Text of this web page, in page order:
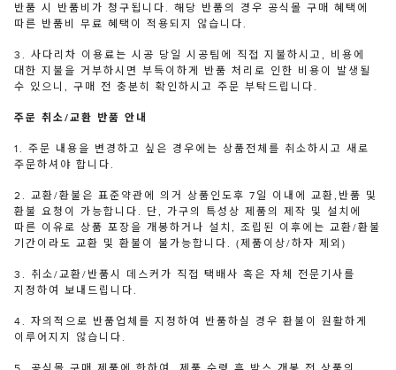
반품 시 반품비가 청구됩니다. 해당 반품의 경우 공식몰 구매 혜택에
따른 반품비 무료 혜택이 적용되지 않습니다.
3. 사다리차 이용료는 시공 당일 시공팀에 직접 지불하시고, 비용에
대한 지불을 거부하시면 부득이하게 반품 처리로 인한 비용이 발생될
수 있으니, 구매 전 충분히 확인하시고 주문 부탁드립니다.
주문 취소/교환 반품 안내
1. 주문 내용을 변경하고 싶은 경우에는 상품전체를 취소하시고 새로
주문하셔야 합니다.
2. 교환/환불은 표준약관에 의거 상품인도후 7일 이내에 교환,반품 및
환불 요청이 가능합니다. 단, 가구의 특성상 제품의 제작 및 설치에
따른 이유로 상품 포장을 개봉하거나 설치, 조립된 이후에는 교환/환불
기간이라도 교환 및 환불이 불가능합니다. (제품이상/하자 제외)
3. 취소/교환/반품시 데스커가 직접 택배사 혹은 자체 전문기사를
지정하여 보내드립니다.
4. 자의적으로 반품업체를 지정하여 반품하실 경우 환불이 원활하게
이루어지지 않습니다.